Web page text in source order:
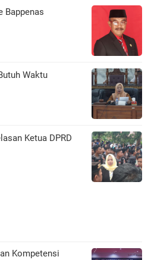
Bappenas
Waktu
Ketua DPRD
Kompetensi